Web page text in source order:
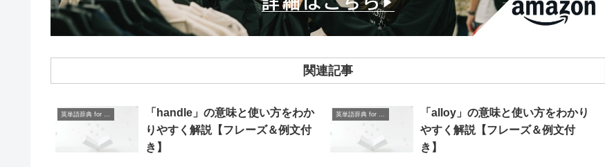
関連記事
「handle」の意味と使い方をわか
りやすく解説【フレーズ＆例文付
き】
「alloy」の意味と使い方をわかり
やすく解説【フレーズ＆例文付
き】